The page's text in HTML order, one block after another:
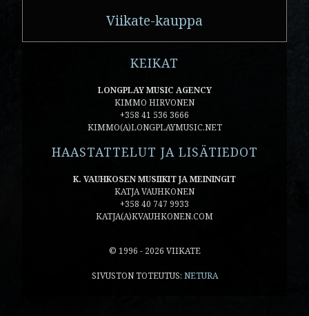
Viikate-kauppa
KEIKAT
LONGPLAY MUSIC AGENCY
KIMMO HIRVONEN
+358 41 536 3666
KIMMO(A)LONGPLAYMUSIC.NET
HAASTATTELUT JA LISÄTIEDOT
K. VAUHKOSEN MUSIIKIT JA MEININGIT
KATJA VAUHKONEN
+358 40 747 9933
KATJA(A)KVAUHKONEN.COM
© 1996 - 2026 VIIKATE
SIVUSTON TOTEUTUS: NETURA